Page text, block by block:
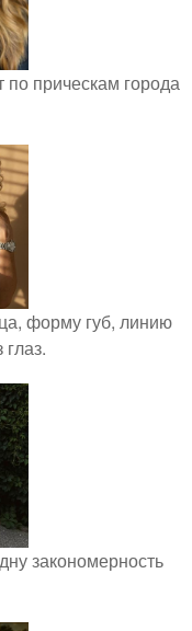
по прическам города
форму губ, линию
закономерность